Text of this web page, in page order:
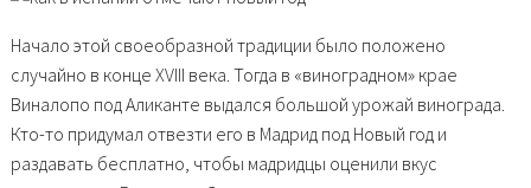
Начало этой своеобразной традиции было положено
случайно в конце XVIII века. Тогда в «виноградном» крае
Виналопо под Аликанте выдался большой урожай винограда.
Кто-то придумал отвезти его в Мадрид под Новый год и
раздавать бесплатно, чтобы мадридцы оценили вкус